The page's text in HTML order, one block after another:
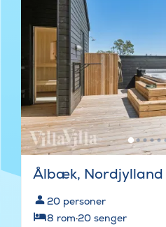
Ålbæk, Nordjylland
20 personer
8 rom·20 senger